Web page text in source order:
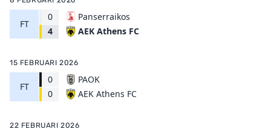
FT
0
4
Panserraikos
AEK Athens FC
15 FEBRUARI 2026
FT
0
0
PAOK
AEK Athens FC
22 FEBRUARI 2026